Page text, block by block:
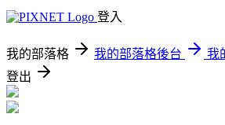
登入
我的部落格 我的部落格後台
我
登出